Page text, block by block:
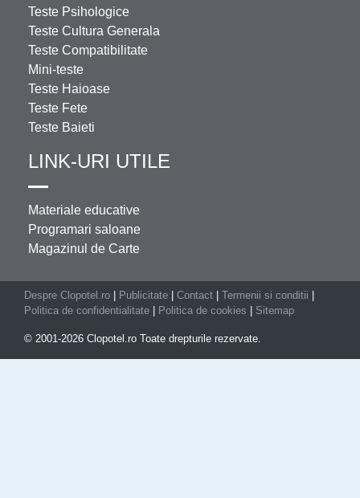
Teste Psihologice
Teste Cultura Generala
Teste Compatibilitate
Mini-teste
Teste Haioase
Teste Fete
Teste Baieti
LINK-URI UTILE
Materiale educative
Programari saloane
Magazinul de Carte
Despre Clopotel.ro Publicitate Contact Termenii si conditii
Politica de confidentialitate
Politica de cookies Sitemap
© 2001-2026 Clopotel.ro Toate drepturile rezervate.